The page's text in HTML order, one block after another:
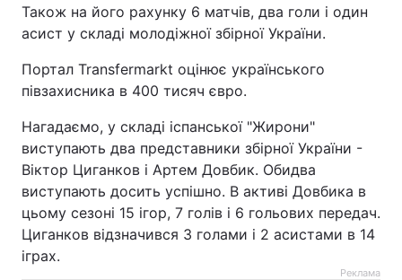
Також на його рахунку 6 матчів, два голи і один
асист у складі молодіжної збірної України.
Портал Transfermarkt оцінює українського
півзахисника в 400 тисяч євро.
Нагадаємо, у складі іспанської "Жирони"
виступають два представники збірної України -
Віктор Циганков і Артем Довбик. Обидва
виступають досить успішно. В активі Довбика в
цьому сезоні 15 ігор, 7 голів і 6 гольових передач.
Циганков відзначився 3 голами і 2 асистами в 14
іграх.
Реклама